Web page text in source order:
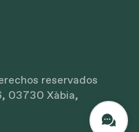
reservados
03730 Xàbia,